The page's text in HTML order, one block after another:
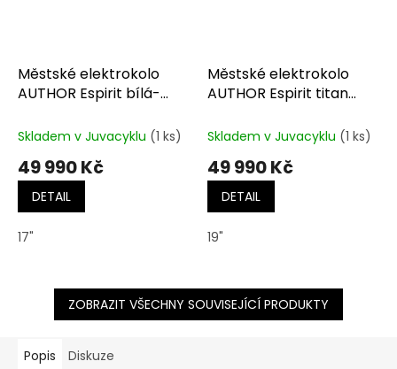
Městské elektrokolo
AUTHOR Espirit bílá-
Skladem v Juvacyklu (1 ks)
49 990 Kč
DETAIL
17"
Městské elektrokolo
AUTHOR Espirit titan
Skladem v Juvacyklu (1 ks)
49 990 Kč
DETAIL
19"
ZOBRAZIT VŠECHNY SOUVISEJÍCÍ PRODUKTY
Popis Diskuze